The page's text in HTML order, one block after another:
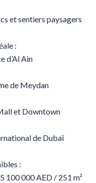
et sentiers paysagers
:
d’Al Ain
de Meydan
et Downtown
de Dubaï
:
100 000 AED / 251 m²